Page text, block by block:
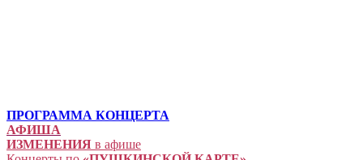
ПРОГРАММА КОНЦЕРТА
АФИША
ИЗМЕНЕНИЯ в афише